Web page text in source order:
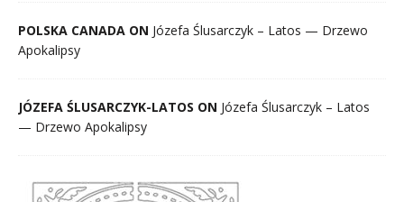
POLSKA CANADA ON Józefa Ślusarczyk – Latos — Drzewo
Apokalipsy
JÓZEFA ŚLUSARCZYK-LATOS ON Józefa Ślusarczyk – Latos
— Drzewo Apokalipsy